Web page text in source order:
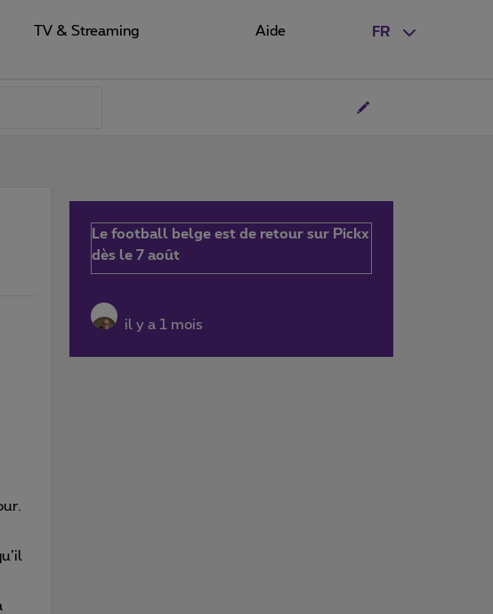
FR
TV & Streaming Aide
Le football belge est de retour sur Pickx
dès le 7 août
il y a 1 mois